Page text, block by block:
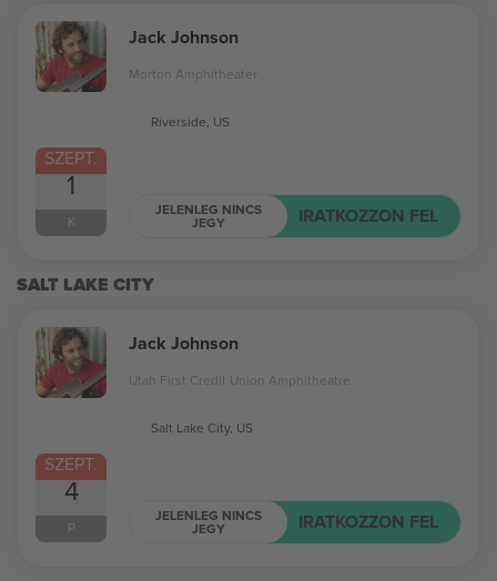
SZEPT.
1
K
Jack Johnson
Morton Amphitheater
Riverside, US
JELENLEG NINCS
JEGY IRATKOZZON FEL
SALT LAKE CITY
SZEPT.
4
P
Jack Johnson
Utah First Credit Union Amphitheatre
Salt Lake City, US
JELENLEG NINCS
JEGY IRATKOZZON FEL